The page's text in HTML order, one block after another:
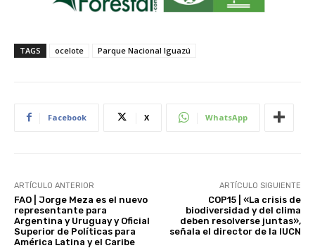
TAGS ocelote Parque Nacional Iguazú
Facebook X WhatsApp
ARTÍCULO ANTERIOR
FAO | Jorge Meza es el nuevo
representante para
Argentina y Uruguay y Oficial
Superior de Políticas para
América Latina y el Caribe
ARTÍCULO SIGUIENTE
COP15 | «La crisis de
biodiversidad y del clima
deben resolverse juntas»,
señala el director de la IUCN